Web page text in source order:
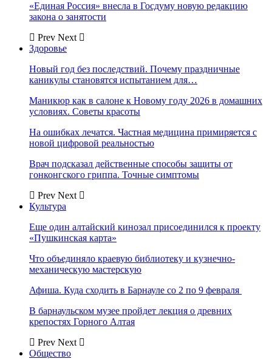
«Единая Россия» внесла в Госдуму новую редакцию
закона о занятости
Prev Next
Здоровье
Новый год без последствий. Почему праздничные
каникулы становятся испытанием для…
Маникюр как в салоне к Новому году 2026 в домашних
условиях. Советы красоты
На ошибках лечатся. Частная медицина примиряется с
новой цифровой реальностью
Врач подсказал действенные способы защиты от
гонконгского гриппа. Точные симптомы
Prev Next
Культура
Еще один алтайский кинозал присоединился к проекту
«Пушкинская карта»
Что объединяло краевую библиотеку и кузнечно-
механическую мастерскую
Афиша. Куда сходить в Барнауле со 2 по 9 февраля
В барнаульском музее пройдет лекция о древних
крепостях Горного Алтая
Prev Next
Общество